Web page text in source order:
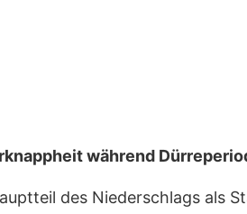
während
des Niederschlags als